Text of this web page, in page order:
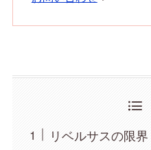
リベルサスの限界